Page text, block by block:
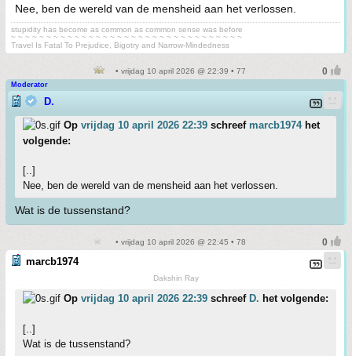
Nee, ben de wereld van de mensheid aan het verlossen.
stupidity has become as common as common sense was before
~ ~ ~ ~ ~ ~ ~ ~ ~ ~ ~ ~ ~ ~ ~ ~ ~ ~ ~ ~ ~ ~ ~ ~ ~ ~ ~ ~ ~ ~ ~ ~ ~
Travel Is Fatal To Prejudice, Bigotry and Narrow-Mindedness
• vrijdag 10 april 2026 @ 22:39 • 77
Moderator
D.
Op vrijdag 10 april 2026 22:39 schreef marcb1974het
volgende:
[..]
Nee, ben de wereld van de mensheid aan het verlossen.
Wat is de tussenstand?
• vrijdag 10 april 2026 @ 22:45 • 78
marcb1974
Dakshin Ray
Op vrijdag 10 april 2026 22:39 schreef D. het volgende:
[..]
Wat is de tussenstand?